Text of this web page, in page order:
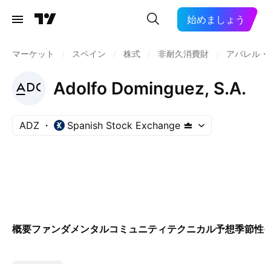
始めましょう
マーケット スペイン 株式 非耐久消費財 アパレル
Adolfo Dominguez, S.A.
ADZ Spanish Stock Exchange
概要ファンダメンタルコミュニティテクニカル予想季節性